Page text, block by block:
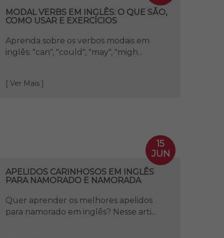
MODAL VERBS EM INGLÊS: O QUE SÃO,
COMO USAR E EXERCÍCIOS
Aprenda sobre os verbos modais em
inglês: "can", "could", "may", "migh...
[ Ver Mais ]
15
JUN
APELIDOS CARINHOSOS EM INGLÊS
PARA NAMORADO E NAMORADA
Quer aprender os melhores apelidos
para namorado em inglês? Nesse arti...